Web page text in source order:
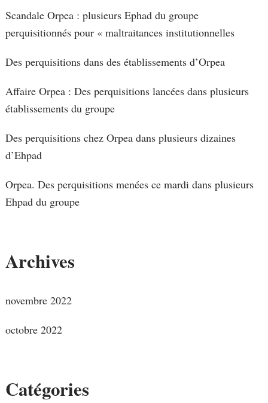
Scandale Orpea : plusieurs Ephad du groupe
perquisitionnés pour « maltraitances institutionnelles
Des perquisitions dans des établissements d’Orpea
Affaire Orpea : Des perquisitions lancées dans plusieurs
établissements du groupe
Des perquisitions chez Orpea dans plusieurs dizaines
d’Ehpad
Orpea. Des perquisitions menées ce mardi dans plusieurs
Ehpad du groupe
Archives
novembre 2022
octobre 2022
Catégories